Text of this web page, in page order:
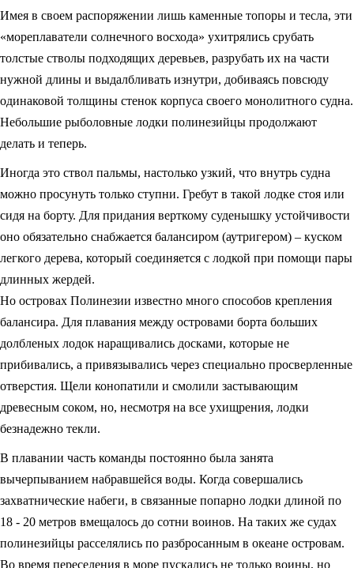
Имея в своем распоряжении лишь каменные топоры и тесла, эти
«мореплаватели солнечного восхода» ухитрялись срубать
толстые стволы подходящих деревьев, разрубать их на части
нужной длины и выдалбливать изнутри, добиваясь повсюду
одинаковой толщины стенок корпуса своего монолитного судна.
Небольшие рыболовные лодки полинезийцы продолжают
делать и теперь.
Иногда это ствол пальмы, настолько узкий, что внутрь судна
можно просунуть только ступни. Гребут в такой лодке стоя или
сидя на борту. Для придания верткому суденышку устойчивости
оно обязательно снабжается балансиром (аутригером) – куском
легкого дерева, который соединяется с лодкой при помощи пары
длинных жердей.
Но островах Полинезии известно много способов крепления
балансира. Для плавания между островами борта больших
долбленых лодок наращивались досками, которые не
прибивались, а привязывались через специально просверленные
отверстия. Щели конопатили и смолили застывающим
древесным соком, но, несмотря на все ухищрения, лодки
безнадежно текли.
В плавании часть команды постоянно была занята
вычерпыванием набравшейся воды. Когда совершались
захватнические набеги, в связанные попарно лодки длиной по
18 - 20 метров вмещалось до сотни воинов. На таких же судах
полинезийцы расселялись по разбросанным в океане островам.
Во время переселения в море пускались не только воины, но